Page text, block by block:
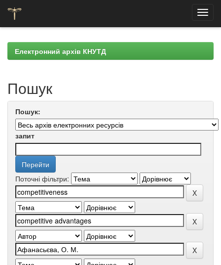
navigationЕлектронний архів КНУТД
Пошук
Пошук:
запит
Поточні фільтри: